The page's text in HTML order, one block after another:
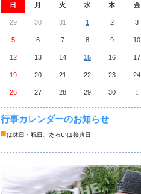
日 月 火 水 木 金
29 30 31 1 2 3
5 6 7 8 9 10
12 13 14 15 16 17
19 20 21 22 23 24
26 27 28 29 30 1
行事カレンダーのお知らせ
■は休日・祝日、あるいは祭典日